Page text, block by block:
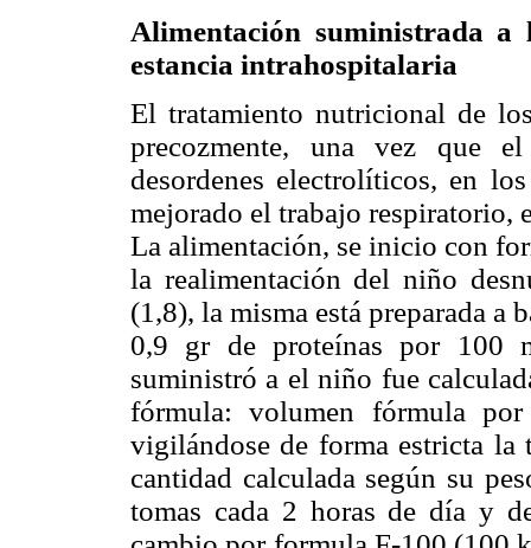
Alimentación suministrada
estancia intrahospitalaria
El tratamiento nutricional de
precozmente, una vez que
desordenes electrolíticos, en
mejorado el trabajo respiratorio,
La alimentación, se inicio con
la realimentación del niño
(1,8), la misma está preparada a
0,9 gr de proteínas por 100
suministró a el niño fue
fórmula: volumen fórmula
vigilándose de forma estricta
cantidad calculada según su
tomas cada 2 horas de día y